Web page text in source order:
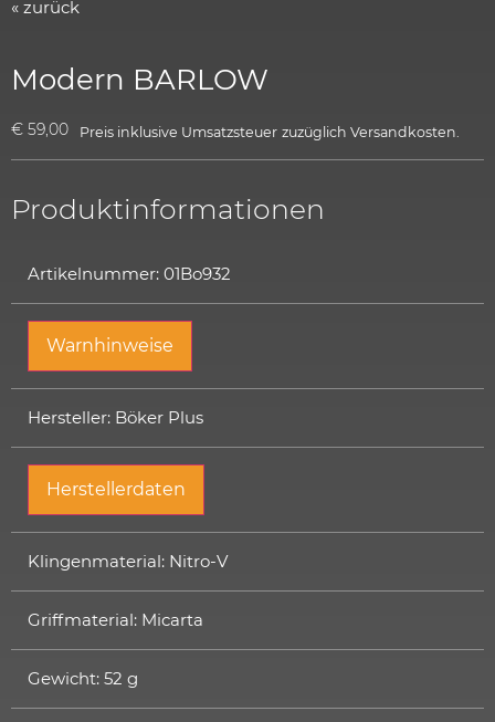
« zurück
Modern BARLOW
€ 59,00 Preis inklusive Umsatzsteuer zuzüglich Versandkosten.
Produktinformationen
Artikelnummer: 01Bo932
Warnhinweise
Hersteller: Böker Plus
Herstellerdaten
Klingenmaterial: Nitro-V
Griffmaterial: Micarta
Gewicht: 52 g